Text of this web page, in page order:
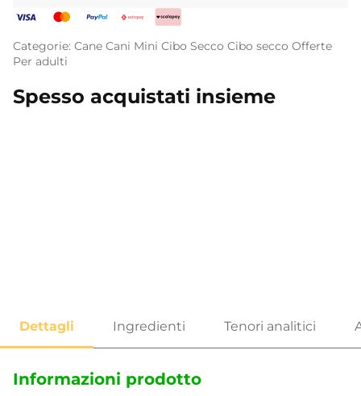
Categorie: Cane Cani Mini Cibo Secco Cibo secco Offerte
Per adulti
Spesso acquistati insieme
Informazioni prodotto